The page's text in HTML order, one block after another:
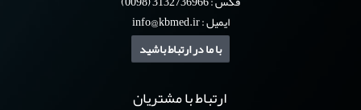
ایمیل :info@kbmed.ir
با ما در ارتباط باشید
ارتباطبا مشتریان